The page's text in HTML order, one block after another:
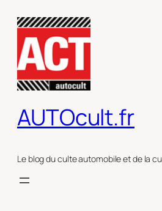
contenu
AUTOcult.fr
Le blog du culte automobile et de la